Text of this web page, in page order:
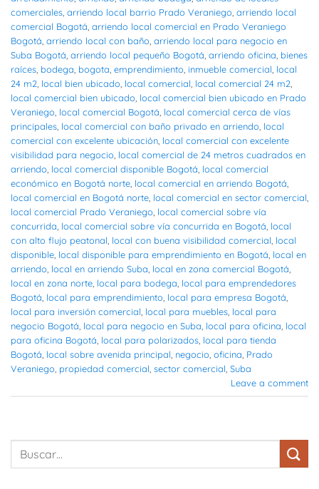
comerciales arriendo local barrio Prado Veraniego arriendo local
comercial Bogotá arriendo local comercial en Prado Veraniego
Bogotá arriendo local con baño arriendo local para negocio en
Suba Bogotá arriendo local pequeño Bogotá arriendo oficina bienes
raíces bodega bogota emprendimiento inmueble comercial local
24 m2 local bien ubicado local comercial local comercial 24 m2
local comercial bien ubicado local comercial bien ubicado en Prado
Veraniego local comercial Bogotá local comercial cerca de vías
principales local comercial con baño privado en arriendo local
comercial con excelente ubicación local comercial con excelente
visibilidad para negocio local comercial de 24 metros cuadrados en
arriendo local comercial disponible Bogotá local comercial
económico en Bogotá norte local comercial en arriendo Bogotá
local comercial en Bogotá norte local comercial en sector comercial
local comercial Prado Veraniego local comercial sobre vía
concurrida local comercial sobre vía concurrida en Bogotá local
con alto flujo peatonal local con buena visibilidad comercial local
disponible local disponible para emprendimiento en Bogotá local en
arriendo local en arriendo Suba local en zona comercial Bogotá
local en zona norte local para bodega local para emprendedores
Bogotá local para emprendimiento local para empresa Bogotá
local para inversión comercial local para muebles local para
negocio Bogotá local para negocio en Suba local para oficina local
para oficina Bogotá local para polarizados local para tienda
Bogotá local sobre avenida principal negocio oficina Prado
Veraniego propiedad comercial sector comercial Suba
Leave a comment